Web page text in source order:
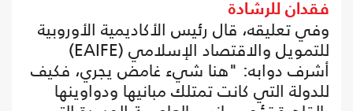
فقدان للرشادة
وفي تعليقه، قال رئيس الأكاديمية الأوروبية
للتمويل والاقتصاد الإسلامي (EAIFE)
أشرف دوابه: "هنا شيء غامض يجري، فكيف
للدولة التي كانت تمتلك مبانيها ودواوينها